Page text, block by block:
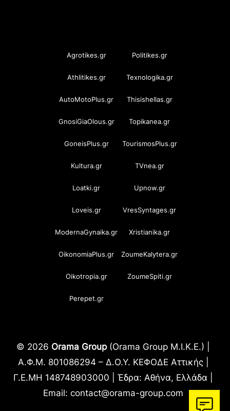
Agrotikes.gr Politikes.gr
Athlitikes.gr Texnologika.gr
AutoMotoPlus.gr Thisishellas.gr
GnosiGiaOlous.gr Topikanea.gr
GoneisPlus.gr TourismosPlus.gr
Kultura.gr TVnea.gr
Loatki.gr Upnow.gr
Loveis.gr VresSyntages.gr
ModernaGynaika.gr Xristianika.gr
OikonomiaPlus.gr ZoumeKalytera.gr
Oikotropia.gr ZoumeSpiti.gr
Perepet.gr
© 2026 Orama Group(Orama Group Μ.Ι.Κ.Ε.) |
Α.Φ.Μ. 801086294 – Δ.Ο.Υ. ΚΕΦΟΔΕ Αττικής |
Γ.Ε.ΜΗ 148748903000 | Έδρα: Αθήνα, Ελλάδα |
Email: contact@orama-group.com